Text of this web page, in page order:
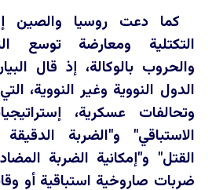
كما دعت روسيا والصين
التكتلية ومعارضة توسع
والحروب بالوكالة، إذ قال
الدول النووية وغير النووية،
وتحالفات عسكرية،
الاستباقي" و"الضربة
القتل" و"إمكانية الضربة
ضربات صاروخية استباقية أو